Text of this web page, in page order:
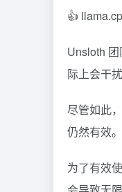
👍
Unsloth
际上会干
尽管如此
仍然有效。
为了有效